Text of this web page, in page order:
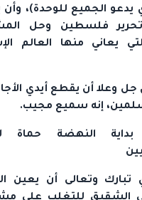
يدعو الجميع للوحدة)، وأن
فلسطين وحل
يعاني منها العالم
جل وعلا أن يقطع أيدي
إنه سميع مجيب.
النهضة حماة
تبارك وتعالى أن يعين